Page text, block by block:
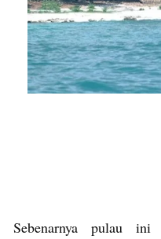
Sebenarnya pulau